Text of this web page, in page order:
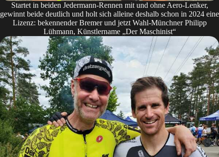
Startet in beiden Jedermann-Rennen mit und ohne Aero-Lenker,
gewinnt beide deutlich und holt sich alleine deshalb schon in 2024 eine
Lizenz: bekennender Bremer und jetzt Wahl-Münchner Philipp
Lühmann, Künstlername „Der Maschinist“